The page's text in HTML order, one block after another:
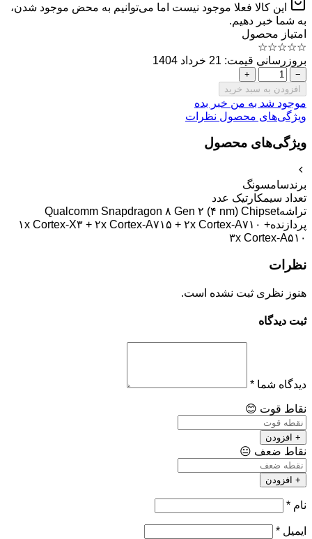
این کالا فعلا موجود نیست اما می‌توانیم به محض موجود شدن،
به شما خبر دهیم.
امتیاز محصول
☆
☆
☆
☆
☆
بروزرسانی قیمت: 21 خرداد 1404
−
+
افزودن به سبد خرید
موجود شد به من خبر بده
ویژگی‌های محصول نظرات
ویژگی‌های محصول
برندسامسونگ
تعداد سیمکارتیک عدد
تراشهQualcomm Snapdragon ۸ Gen ۲ (۴ nm) Chipset
پردازنده۱x Cortex-X۳ + ۲x Cortex-A۷۱۵ + ۲x Cortex-A۷۱۰ +
۳x Cortex-A۵۱۰
نظرات
هنوز نظری ثبت نشده است.
ثبت دیدگاه
دیدگاه شما *
نقاط قوت 😊
+ افزودن
نقاط ضعف 😐
+ افزودن
نام *
ایمیل *